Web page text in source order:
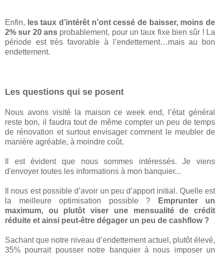
Enfin, les taux d’intérêt n’ont cessé de baisser, moins de
2% sur 20 ans probablement, pour un taux fixe bien sûr ! La
période est très favorable à l’endettement…mais au bon
endettement.
Les questions qui se posent
Nous avons visité la maison ce week end, l’état général
reste bon, il faudra tout de même compter un peu de temps
de rénovation et surtout envisager comment le meubler de
manière agréable, à moindre coût.
Il est évident que nous sommes intéressés. Je viens
d'envoyer toutes les informations à mon banquier...
Il nous est possible d’avoir un peu d’apport initial. Quelle est
la meilleure optimisation possible ?
Emprunter un
maximum, ou plutôt viser une mensualité de crédit
réduite et ainsi peut-être dégager un peu de cashflow ?
Sachant que notre niveau d’endettement actuel, plutôt élevé,
35% pourrait pousser notre banquier à nous imposer un